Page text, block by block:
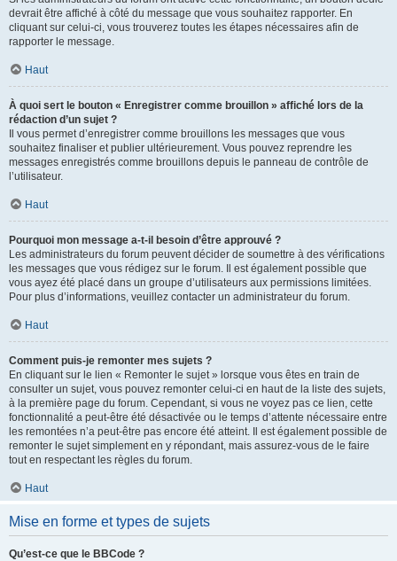
devrait être affiché à côté du message que vous souhaitez rapporter. En
cliquant sur celui-ci, vous trouverez toutes les étapes nécessaires afin de
rapporter le message.
Haut
À quoi sert le bouton « Enregistrer comme brouillon » affiché lors de la
rédaction d’un sujet ?
Il vous permet d’enregistrer comme brouillons les messages que vous
souhaitez finaliser et publier ultérieurement. Vous pouvez reprendre les
messages enregistrés comme brouillons depuis le panneau de contrôle de
l’utilisateur.
Haut
Pourquoi mon message a-t-il besoin d’être approuvé ?
Les administrateurs du forum peuvent décider de soumettre à des vérifications
les messages que vous rédigez sur le forum. Il est également possible que
vous ayez été placé dans un groupe d’utilisateurs aux permissions limitées.
Pour plus d’informations, veuillez contacter un administrateur du forum.
Haut
Comment puis-je remonter mes sujets ?
En cliquant sur le lien « Remonter le sujet » lorsque vous êtes en train de
consulter un sujet, vous pouvez remonter celui-ci en haut de la liste des sujets,
à la première page du forum. Cependant, si vous ne voyez pas ce lien, cette
fonctionnalité a peut-être été désactivée ou le temps d’attente nécessaire entre
les remontées n’a peut-être pas encore été atteint. Il est également possible de
remonter le sujet simplement en y répondant, mais assurez-vous de le faire
tout en respectant les règles du forum.
Haut
Mise en forme et types de sujets
Qu’est-ce que le BBCode ?